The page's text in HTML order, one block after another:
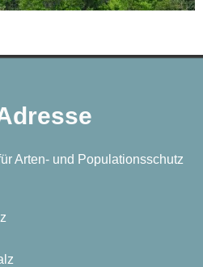
Arten- und Populationsschutz